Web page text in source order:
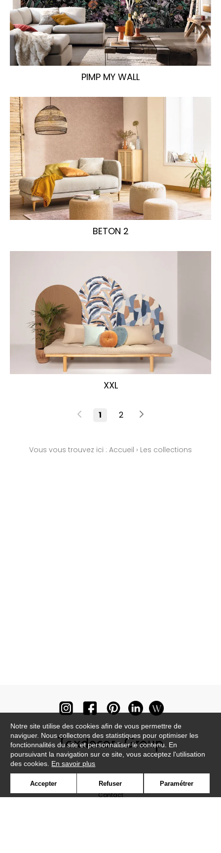
PIMP MY WALL
BETON 2
XXL
1 2
Vous vous trouvez ici : Accueil › Les collections
Contact
Notre site utilise des cookies afin de vous permettre de
naviguer. Nous collectons des statistiques pour optimiser les
fonctionnalités du site et personnaliser le contenu. En
poursuivant la navigation sur ce site, vous acceptez l'utilisation
des cookies. En savoir plus
Accepter Refuser Paramétrer